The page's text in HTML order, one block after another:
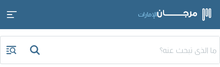
الإمارات